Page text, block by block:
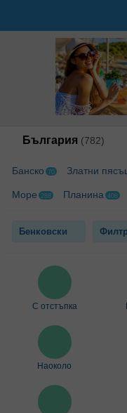
България (782)
Банско 70 Златни
Море 288 Планина 408
Бенковски
С отстъпка
Наоколо